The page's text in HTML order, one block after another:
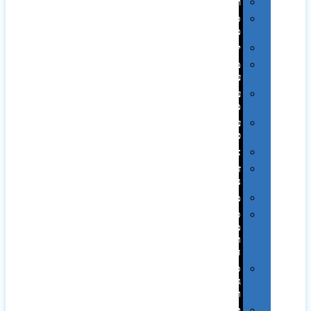
סוכריות
ממותגות
יודאיקה
מארזי
עטים
עטי
מתכת
עטי
פלסטיק
אוזניות
זכרונות
ניידים
מפצלים
סביבת
מחשב
וציוד
היקפי
סוללות
גיבוי
ומטענים